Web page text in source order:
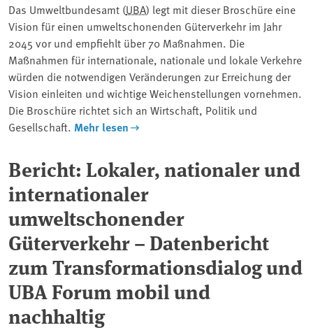
Das Umweltbundesamt (UBA) legt mit dieser Broschüre eine
Vision für einen umweltschonenden Güterverkehr im Jahr
2045 vor und empfiehlt über 70 Maßnahmen. Die
Maßnahmen für internationale, nationale und lokale Verkehre
würden die notwendigen Veränderungen zur Erreichung der
Vision einleiten und wichtige Weichenstellungen vornehmen.
Die Broschüre richtet sich an Wirtschaft, Politik und
Gesellschaft. Mehr lesen
Bericht: Lokaler, nationaler und
internationaler
umweltschonender
Güterverkehr – Datenbericht
zum Transformationsdialog und
UBA Forum mobil und
nachhaltig